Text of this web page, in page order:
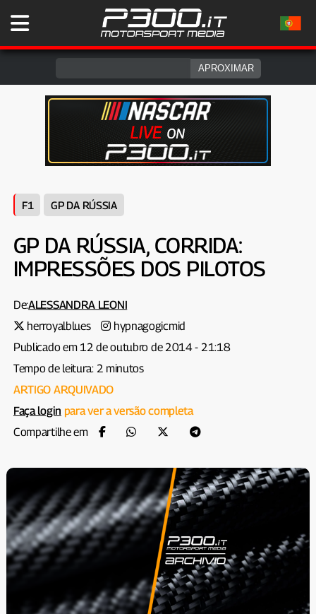
F1 GP DA RÚSSIA
GP DA RÚSSIA, CORRIDA:
IMPRESSÕES DOS PILOTOS
De:ALESSANDRA LEONI
herroyalblues
hypnagogicmid
Publicado em 12 de outubro de 2014 - 21:18
Tempo de leitura: 2 minutos
ARTIGO ARQUIVADO
Faça login para ver a versão completa
Compartilhe em